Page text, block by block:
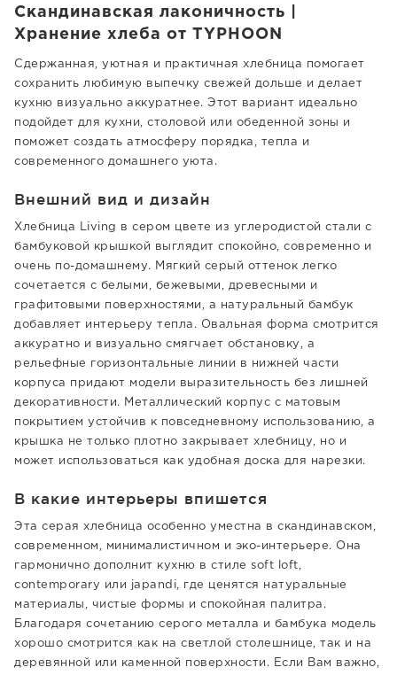
Скандинавская лаконичность |
Хранение хлеба от TYPHOON
Сдержанная, уютная и практичная хлебница помогает
сохранить любимую выпечку свежей дольше и делает
кухню визуально аккуратнее. Этот вариант идеально
подойдет для кухни, столовой или обеденной зоны и
поможет создать атмосферу порядка, тепла и
современного домашнего уюта.
Внешний вид и дизайн
Хлебница Living в сером цвете из углеродистой стали с
бамбуковой крышкой выглядит спокойно, современно и
очень по-домашнему. Мягкий серый оттенок легко
сочетается с белыми, бежевыми, древесными и
графитовыми поверхностями, а натуральный бамбук
добавляет интерьеру тепла. Овальная форма смотрится
аккуратно и визуально смягчает обстановку, а
рельефные горизонтальные линии в нижней части
корпуса придают модели выразительность без лишней
декоративности. Металлический корпус с матовым
покрытием устойчив к повседневному использованию, а
крышка не только плотно закрывает хлебницу, но и
может использоваться как удобная доска для нарезки.
В какие интерьеры впишется
Эта серая хлебница особенно уместна в скандинавском,
современном, минималистичном и эко-интерьере. Она
гармонично дополнит кухню в стиле soft loft,
contemporary или japandi, где ценятся натуральные
материалы, чистые формы и спокойная палитра.
Благодаря сочетанию серого металла и бамбука модель
хорошо смотрится как на светлой столешнице, так и на
деревянной или каменной поверхности. Если Вам важно,